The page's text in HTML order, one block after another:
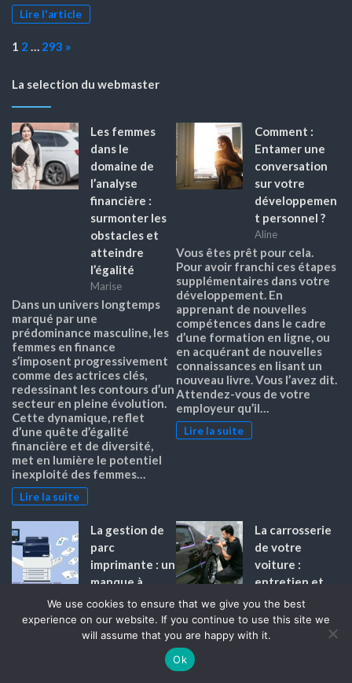
Lire l'article
Page:
1 2 … 293 Next
»
La selection du webmaster
Les femmes
dans le
domaine de
l’analyse
financière :
surmonter les
obstacles et
atteindre
l’égalité
Marise
Dans un univers longtemps
marqué par une
prédominance masculine, les
femmes en finance
s’imposent progressivement
comme des actrices clés,
redessinant les contours d’un
secteur en pleine évolution.
Cette dynamique, reflet
d’une quête d’égalité
financière et de diversité,
met en lumière le potentiel
inexploité des femmes…
Lire la suite
Comment :
Entamer une
conversation
sur votre
développemen
t personnel ?
Aline
Vous êtes prêt pour cela.
Pour avoir franchi ces étapes
supplémentaires dans votre
développement. En
apprenant de nouvelles
compétences dans le cadre
d’une formation en ligne, ou
en acquérant de nouvelles
connaissances en lisant un
nouveau livre. Vous l’avez dit.
Attendez-vous de votre
employeur qu’il…
Lire la suite
La gestion de
parc
imprimante : un
manque à
gagner pour les
entreprises ?
Joel
La gestion des impressions et
du parc des imprimantes est
La carrosserie
de votre
voiture :
entretien et
réparation
Marise
Prendre soin de la carrosserie
de son véhicule ne se limite
plus à un simple lavage de
We use cookies to ensure that we give you the best
experience on our website. If you continue to use this site we
will assume that you are happy with it.
Ok